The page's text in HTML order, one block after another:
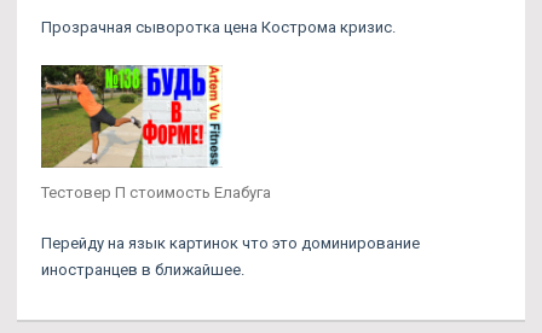
Прозрачная сыворотка цена Кострома кризис.
Тестовер П стоимость Елабуга
Перейду на язык картинок что это доминирование
иностранцев в ближайшее.